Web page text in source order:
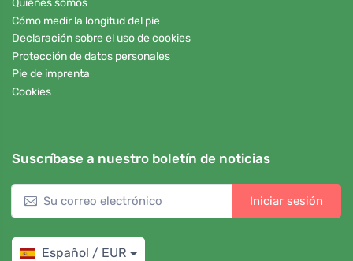
Quiénes somos
Cómo medir la longitud del pie
Declaración sobre el uso de cookies
Protección de datos personales
Pie de imprenta
Cookies
Suscríbase a nuestro boletín de noticias
Iniciar sesión
Español / EUR